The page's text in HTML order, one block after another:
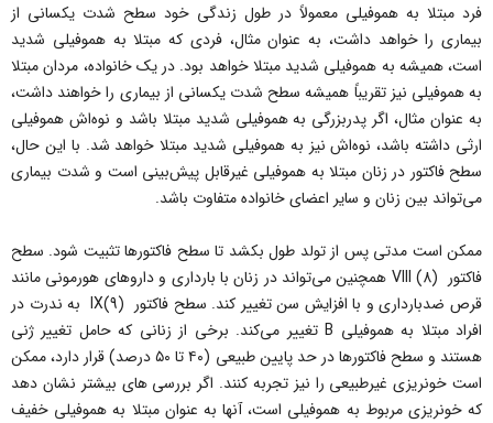
فرد مبتلا به هموفیلی معمولاً در طول زندگی خود سطح شدت یکسانی از
بیماری را خواهد داشت، به عنوان مثال، فردی که مبتلا به هموفیلی شدید
است، همیشه به هموفیلی شدید مبتلا خواهد بود. در یک خانواده، مردان مبتلا
به هموفیلی نیز تقریباً همیشه سطح شدت یکسانی از بیماری را خواهند داشت،
به عنوان مثال، اگر پدربزرگی به هموفیلی شدید مبتلا باشد و نوه‌اش هموفیلی
ارثی داشته باشد، نوه‌اش نیز به هموفیلی شدید مبتلا خواهد شد. با این حال،
سطح فاکتور در زنان مبتلا به هموفیلی غیرقابل پیش‌بینی است و شدت بیماری
می‌تواند بین زنان و سایر اعضای خانواده متفاوت باشد.
ممکن است مدتی پس از تولد طول بکشد تا سطح فاکتورها تثبیت شود. سطح
فاکتور (8) VIII همچنین می‌تواند در زنان با بارداری و داروهای هورمونی مانند
قرص ضدبارداری و با افزایش سن تغییر کند. سطح فاکتور (9)IX به ندرت در
افراد مبتلا به هموفیلی B تغییر می‌کند. برخی از زنانی که حامل تغییر ژنی
هستند و سطح فاکتورها در حد پایین طبیعی (۴۰ تا ۵۰ درصد) قرار دارد، ممکن
است خونریزی غیرطبیعی را نیز تجربه کنند. اگر بررسی های بیشتر نشان دهد
که خونریزی مربوط به هموفیلی است، آنها به عنوان مبتلا به هموفیلی خفیف